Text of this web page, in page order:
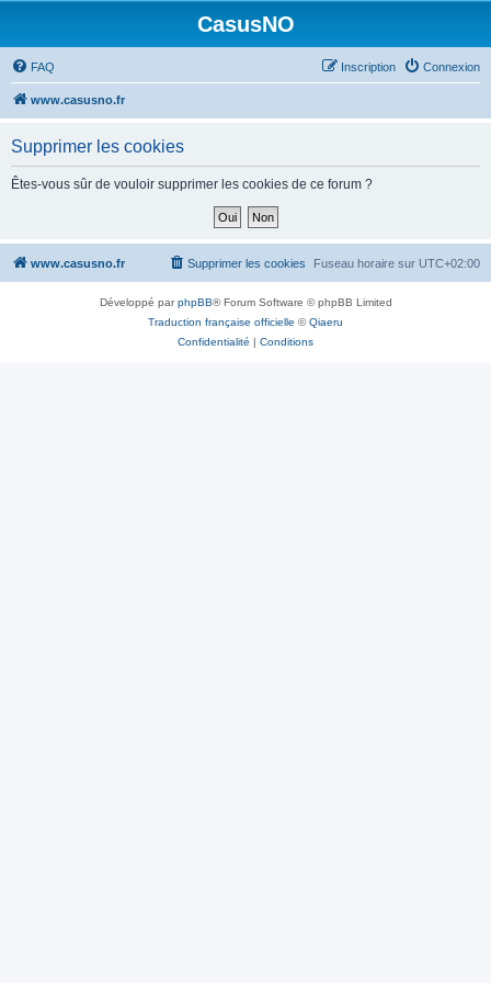
CasusNO
FAQ Connexion
Inscription
www.casusno.fr
Supprimer les cookies
Êtes-vous sûr de vouloir supprimer les cookies de ce forum ?
www.casusno.fr Fuseau horaire sur UTC+02:00
Supprimer les cookies
Développé parphpBB® Forum Software © phpBB Limited
Traduction française officielle ©Qiaeru
Confidentialité | Conditions